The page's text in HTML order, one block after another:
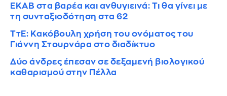
ΕΚΑΒ στα βαρέα και ανθυγιεινά: Τι θα γίνει με
τη συνταξιοδότηση στα 62
ΤτΕ: Κακόβουλη χρήση του ονόματος του
Γιάννη Στουρνάρα στο διαδίκτυο
Δύο άνδρες έπεσαν σε δεξαμενή βιολογικού
καθαρισμού στην Πέλλα